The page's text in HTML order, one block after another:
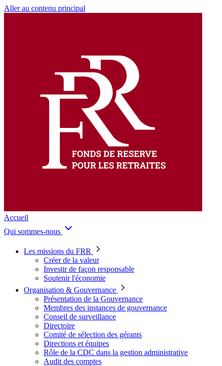
Aller au contenu principal
Accueil
Qui sommes-nous
Les missions du FRR
Créer de la valeur
Investir de façon responsable
Soutenir l'économie
Organisation & Gouvernance
Présentation de la Gouvernance
Membres des instances de gouvernance
Conseil de surveillance
Directoire
Comité de sélection des gérants
Directions et équipes
Rôle de la CDC dans la gestion administrative
Audit des comptes